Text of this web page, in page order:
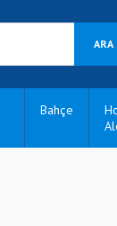
ARA
Bahçe